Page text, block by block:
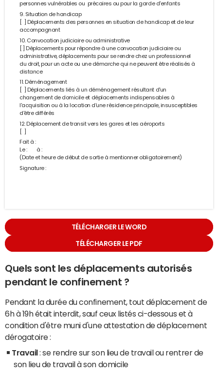
personnes vulnérables ou précaires ou pour la garde d'enfants
9. Situation de handicap
[ ] Déplacements des personnes en situation de handicap et de leur
accompagnant
10. Convocation judiciaire ou administrative
[ ] Déplacements pour répondre à une convocation judiciaire ou
administrative, déplacements pour se rendre chez un professionnel
du droit, pour un acte ou une démarche qui ne peuvent être réalisés à
distance
11. Déménagement
[ ] Déplacements liés à un déménagement résultant d'un
changement de domicile et déplacements indispensables à
l'acquisition ou à la location d'une résidence principale, insusceptibles
d'être différés
12. Déplacement de transit vers les gares et les aéroports
Fait à :
Le : à :
(Date et heure de début de sortie à mentionner obligatoirement)
Signature :
TÉLÉCHARGER LE WORD
TÉLÉCHARGER LE PDF
Quels sont les déplacements autorisés
pendant le confinement ?
Pendant la durée du confinement, tout déplacement de
6h à 19h était interdit, sauf ceux listés ci-dessous et à
condition d'être muni d'une attestation de déplacement
dérogatoire:
Travail : se rendre sur son lieu de travail ou rentrer de
son lieu de travail à son domicile